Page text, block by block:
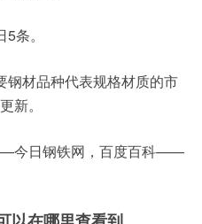
条。
钢材品种代表规格材质的市
新。
今日钢铁网，百度百科——